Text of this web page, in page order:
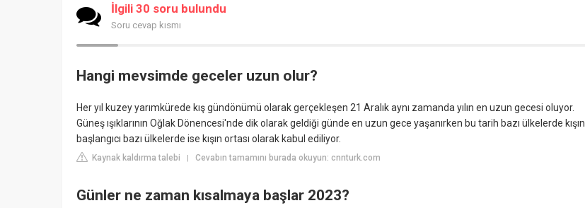
İlgili 30 soru bulundu
Soru cevap kısmı
Hangi mevsimde geceler uzun olur?
Her yıl kuzey yarımkürede kış gündönümü olarak gerçekleşen 21 Aralık aynı zamanda yılın en uzun gecesi oluyor.
Güneş ışıklarının Oğlak Dönencesi'nde dik olarak geldiği günde en uzun gece yaşanırken bu tarih bazı ülkelerde kışın
başlangıcı bazı ülkelerde ise kışın ortası olarak kabul ediliyor.
Kaynak kaldırma talebi | Cevabın tamamını burada okuyun: cnnturk.com
Günler ne zaman kısalmaya başlar 2023?